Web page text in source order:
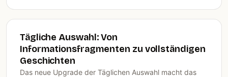
Tägliche Auswahl: Von
Informationsfragmenten zu vollständigen
Geschichten
Das neue Upgrade der Täglichen Auswahl macht das